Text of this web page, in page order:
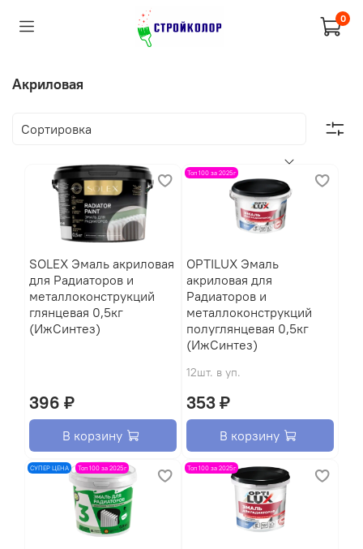
0
Акриловая
SOLEX Эмаль акриловая
для Радиаторов и
металлоконструкций
глянцевая 0,5кг
(ИжСинтез)
396 ₽
В корзину
Топ 100 за 2025г
OPTILUX Эмаль
акриловая для
Радиаторов и
металлоконструкций
полуглянцевая 0,5кг
(ИжСинтез)
12шт. в уп.
353 ₽
В корзину
СУПЕР ЦЕНА Топ 100 за 2025г Топ 100 за 2025г